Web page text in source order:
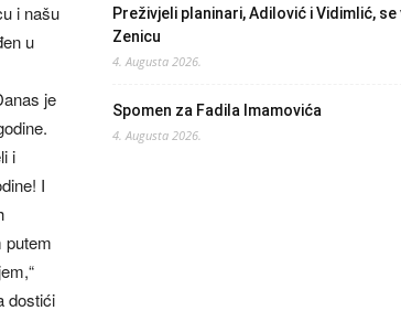
i našu
u
je
i
I
putem
dostići
Preživjeli planinari, Adilović i Vidimlić,
Zenicu
4. Augusta 2026.
Spomen za Fadila Imamovića
4. Augusta 2026.